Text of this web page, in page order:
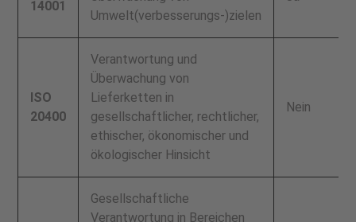
14001
Umwelt(verbesserungs-)zielen
ISO
20400
Verantwortung und
Überwachung von
Lieferketten in
gesellschaftlicher, rechtlicher,
ethischer, ökonomischer und
ökologischer Hinsicht
Nein
Gesellschaftliche
Verantwortung in Bereichen